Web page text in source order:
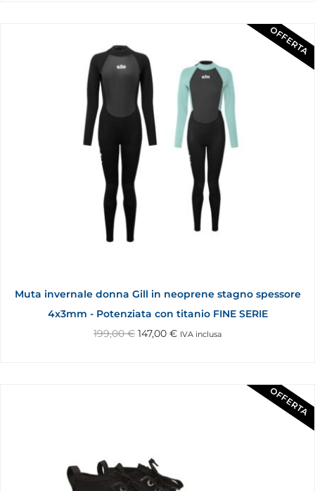
OFFERTA
Muta invernale donna Gill in neoprene stagno spessore
4x3mm - Potenziata con titanio FINE SERIE
199,00€ 147,00 € IVA inclusa
OFFERTA